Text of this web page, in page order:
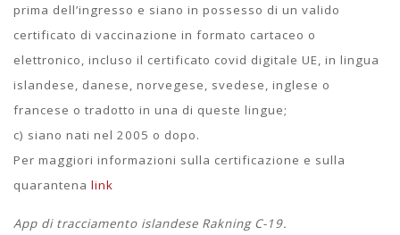
prima dell’ingresso e siano in possesso di un valido
certificato di vaccinazione in formato cartaceo o
elettronico, incluso il certificato covid digitale UE, in lingua
islandese, danese, norvegese, svedese, inglese o
francese o tradotto in una di queste lingue;
c) siano nati nel 2005 o dopo.
Per maggiori informazioni sulla certificazione e sulla
quarantena link
App di tracciamento islandese Rakning C-19.